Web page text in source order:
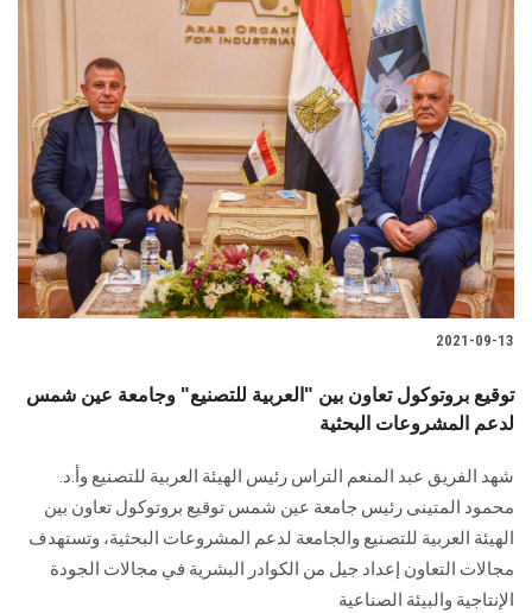
2021-09-13
توقيع بروتوكول تعاون بين "العربية للتصنيع" وجامعة عين شمس
لدعم المشروعات البحثية
شهد الفريق عبد المنعم التراس رئيس الهيئة العربية للتصنيع وأ.د.
محمود المتينى رئيس جامعة عين شمس توقيع بروتوكول تعاون بين
الهيئة العربية للتصنيع والجامعة لدعم المشروعات البحثية، وتستهدف
مجالات التعاون إعداد جيل من الكوادر البشرية في مجالات الجودة
الإنتاجية والبيئة الصناعية